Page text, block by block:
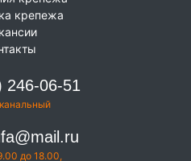
крепежа
246-06-51
до 18.00,